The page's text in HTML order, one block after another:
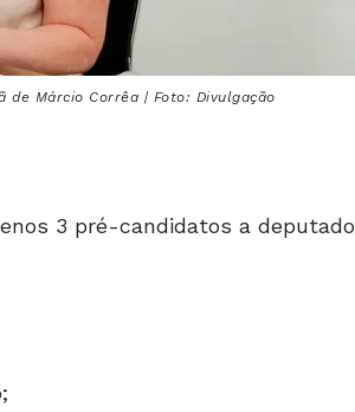
de Márcio Corrêa | Foto: Divulgação
3 pré-candidatos a deputado